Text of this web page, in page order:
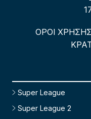
ΟΡΟΙ ΧΡΗΣΗΣ
Super League
Super League 2